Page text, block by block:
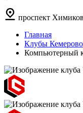
проспект
Главная
Клубы Кемерово
Компьютерный